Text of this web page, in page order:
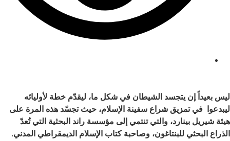
ليس بعيداً إن يتجسد الشيطان في شكل ما، ليقدّم خطة لأوليائه
ليبدعوا في تمزيق شراع سفينة الإسلام، حيث تجسّد هذه المرة على
هيئة شيريل بينارد، والتي تنتمي إلى مؤسسة راند البحثية التي تُعدّ
الذراع البحثي للبنتاغون، وصاحبة كتاب الإسلام الديمقراطي المدني.